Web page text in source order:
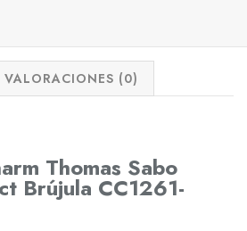
VALORACIONES (0)
Thomas Sabo
Brújula CC1261-